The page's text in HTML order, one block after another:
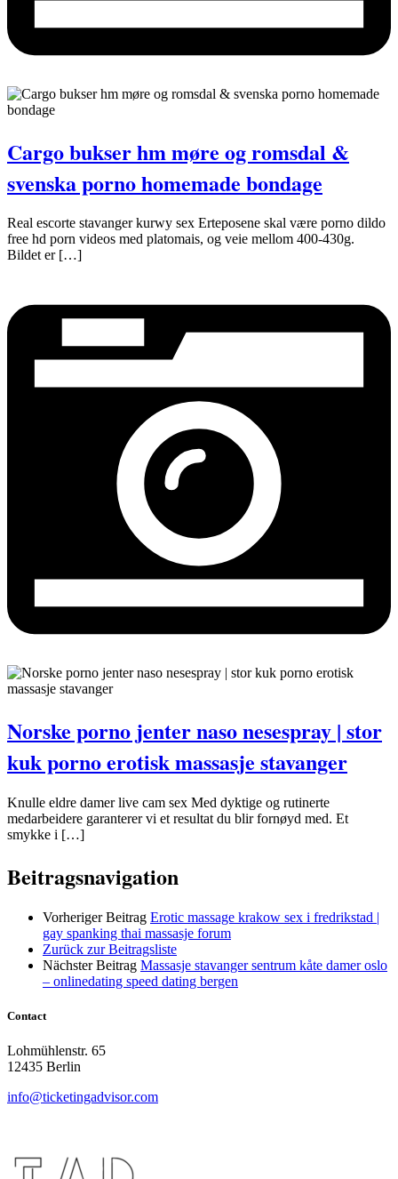
Cargo bukser hm møre og romsdal &
svenska porno homemade bondage
Real escorte stavanger kurwy sex Erteposene skal være porno dildo
free hd porn videos med platomais, og veie mellom 400-430g.
Bildet er […]
Norske porno jenter naso nesespray | stor
kuk porno erotisk massasje stavanger
Knulle eldre damer live cam sex Med dyktige og rutinerte
medarbeidere garanterer vi et resultat du blir fornøyd med. Et
smykke i […]
Beitragsnavigation
Vorheriger Beitrag Erotic massage krakow sex i fredrikstad |
gay spanking thai massasje forum
Zurück zur Beitragsliste
Nächster Beitrag Massasje stavanger sentrum kåte damer oslo
– onlinedating speed dating bergen
Contact
Lohmühlenstr. 65
12435 Berlin
info@ticketingadvisor.com